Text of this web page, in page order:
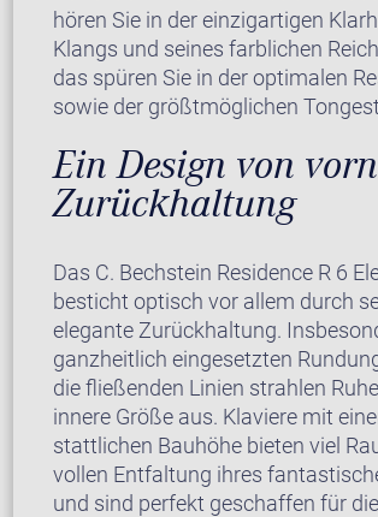
hören Sie in der einzigartigen
Klangs und seines farblichen
das spüren Sie in der optimalen
sowie der größtmöglichen
Ein Design von
Zurückhaltung
Das C. Bechstein Residence R 6
besticht optisch vor allem durch
elegante Zurückhaltung.
ganzheitlich eingesetzten
die fließenden Linien strahlen
innere Größe aus. Klaviere mit
stattlichen Bauhöhe bieten viel
vollen Entfaltung ihres
und sind perfekt geschaffen für die